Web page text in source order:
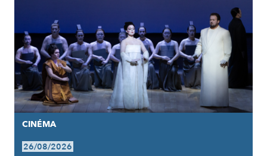
CINÉMA
26/08/2026